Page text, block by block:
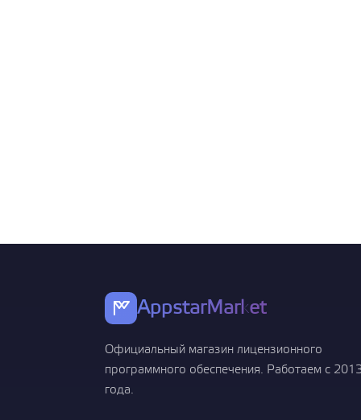
AppstarMarket
Официальный магазин лицензионного
программного обеспечения. Работаем с
года.